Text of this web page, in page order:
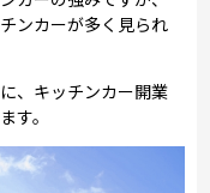
ンカーが多く見られ
、キッチンカー開業
す。